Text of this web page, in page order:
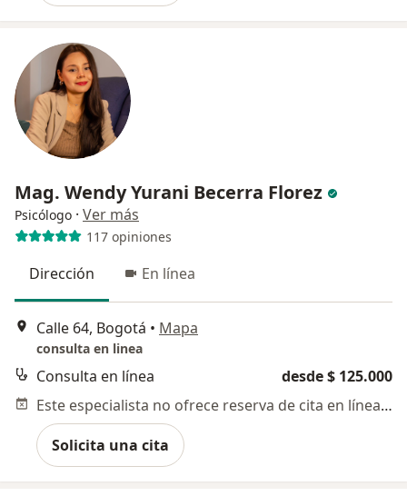
Mag. Wendy Yurani Becerra Florez
Psicólogo · Ver más
117 opiniones
Dirección En línea
Calle 64, Bogotá • Mapa
consulta en linea
Consulta en línea
desde $ 125.000
Este especialista no ofrece reserva de cita en línea en esta dirección.
Solicita una cita